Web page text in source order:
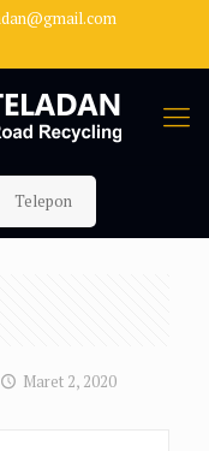
Telepon
Maret 2, 2020